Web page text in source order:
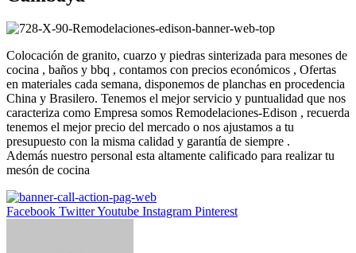
Colocación de granito, cuarzo y piedras sinterizada para mesones de
cocina , baños y bbq , contamos con precios económicos , Ofertas
en materiales cada semana, disponemos de planchas en procedencia
China y Brasilero. Tenemos el mejor servicio y puntualidad que nos
caracteriza como Empresa somos Remodelaciones-Edison , recuerda
tenemos el mejor precio del mercado o nos ajustamos a tu
presupuesto con la misma calidad y garantía de siempre .
Además nuestro personal esta altamente calificado para realizar tu
mesón de cocina
Facebook TwitterYoutube Instagram Pinterest